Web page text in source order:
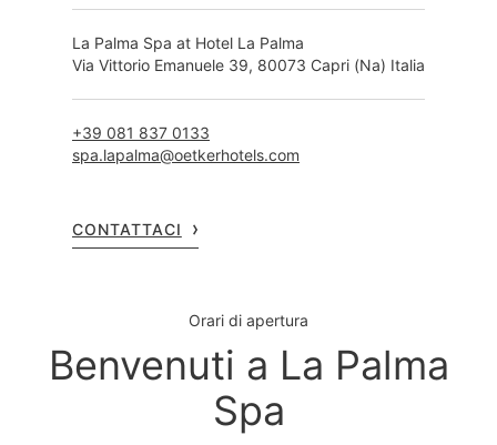
La Palma Spa at Hotel La Palma
Via Vittorio Emanuele 39, 80073 Capri (Na) Italia
+39 081 837 0133
spa.lapalma@oetkerhotels.com
CONTATTACI
Orari di apertura
Benvenuti a La Palma
Spa